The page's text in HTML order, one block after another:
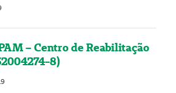
– Centro de Reabilitação
8)